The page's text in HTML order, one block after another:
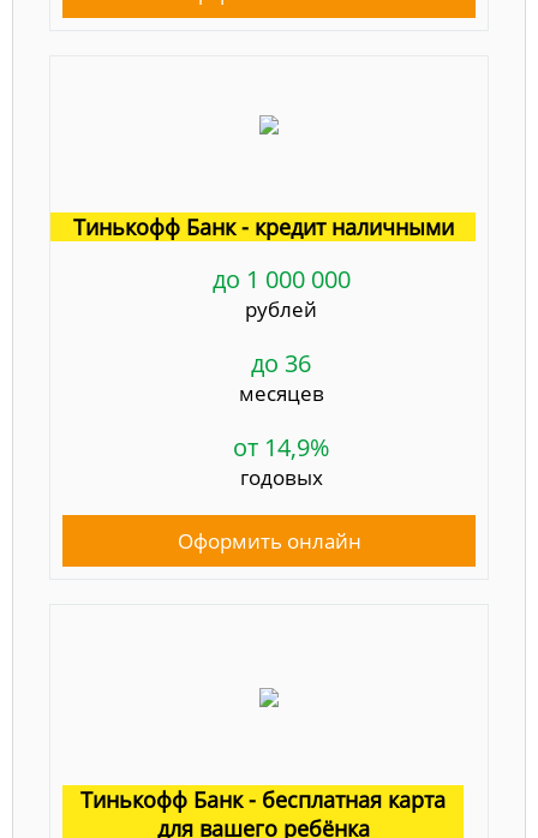
Тинькофф Банк - кредит наличными
до 1 000 000
рублей
до 36
месяцев
от 14,9%
годовых
Оформить онлайн
Тинькофф Банк - бесплатная карта
для вашего ребёнка